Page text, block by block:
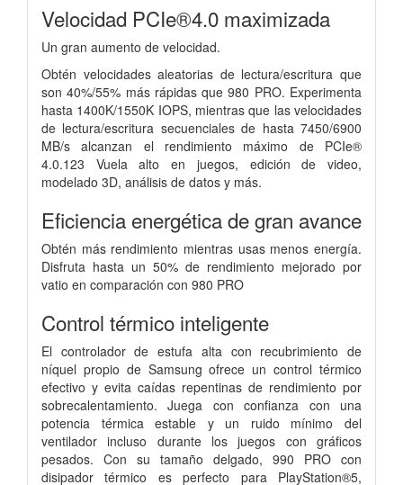
Velocidad PCIe®4.0 maximizada
Un gran aumento de velocidad.
Obtén velocidades aleatorias de lectura/escritura que
son 40%/55% más rápidas que 980 PRO. Experimenta
hasta 1400K/1550K IOPS, mientras que las velocidades
de lectura/escritura secuenciales de hasta 7450/6900
MB/s alcanzan el rendimiento máximo de PCIe®
4.0.123 Vuela alto en juegos, edición de video,
modelado 3D, análisis de datos y más.
Eficiencia energética de gran avance
Obtén más rendimiento mientras usas menos energía.
Disfruta hasta un 50% de rendimiento mejorado por
vatio en comparación con 980 PRO
Control térmico inteligente
El controlador de estufa alta con recubrimiento de
níquel propio de Samsung ofrece un control térmico
efectivo y evita caídas repentinas de rendimiento por
sobrecalentamiento. Juega con confianza con una
potencia térmica estable y un ruido mínimo del
ventilador incluso durante los juegos con gráficos
pesados. Con su tamaño delgado, 990 PRO con
disipador térmico es perfecto para PlayStation®5,